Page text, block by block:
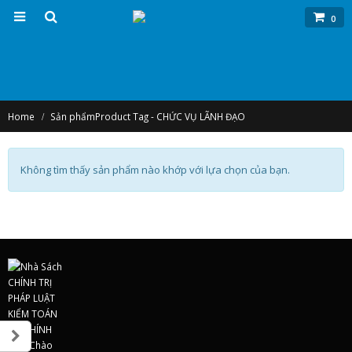
0
Home Sản phẩmProduct Tag - CHỨC VỤ LÃNH ĐẠO
Không tìm thấy sản phẩm nào khớp với lựa chọn của bạn.